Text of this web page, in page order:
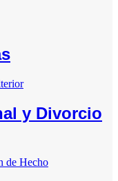
y Divorcio